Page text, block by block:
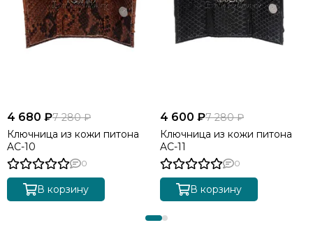
4 680 ₽7 280 ₽
Ключница из кожи питона
AC-10
0
В корзину
4 600 ₽7 280 ₽
Ключница из кожи питона
AC-11
0
В корзину